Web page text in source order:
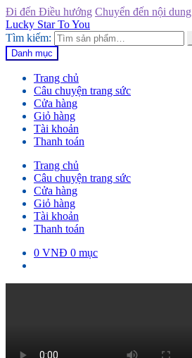
Đi đến Điều hướng Chuyển đến nội dung
Lucky Star To You
Tìm kiếm:
Danh mục
Trang chủ
Câu chuyện trang sức
Cửa hàng
Giỏ hàng
Tài khoản
Thanh toán
Trang chủ
Câu chuyện trang sức
Cửa hàng
Giỏ hàng
Tài khoản
Thanh toán
0 VNĐ 0 mục